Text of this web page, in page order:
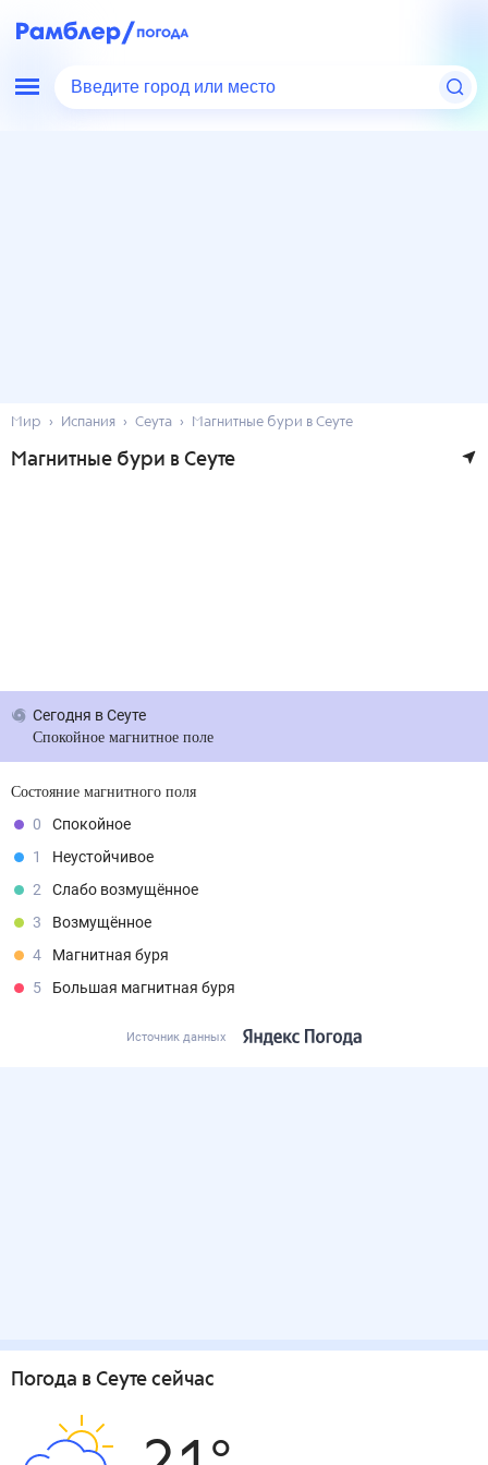
Введите город или место
Мир Испания Сеута Магнитные бури в Сеуте
Магнитные бури в Сеуте
Сегодня в Сеуте
Спокойное магнитное поле
Состояние магнитного поля
0
Спокойное
1
Неустойчивое
2
Слабо возмущённое
3
Возмущённое
4
Магнитная буря
5
Большая магнитная буря
Источник данных
Погода в Сеуте сейчас